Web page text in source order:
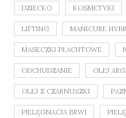
DZIECKO KOSMETYKI
LIFTING MANICURE
MASECZKI PŁACHTOWE
ODCHUDZANIE OLEJ
OLEJ Z CZARNUSZKI
PIELĘGNACJA BRWI